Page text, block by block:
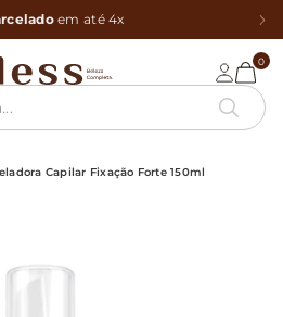
em até 4x
0
Capilar Fixação Forte 150ml